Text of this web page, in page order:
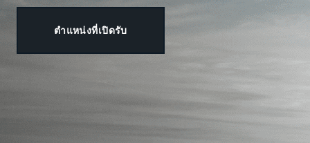
ตำแหน่งที่เปิดรับ